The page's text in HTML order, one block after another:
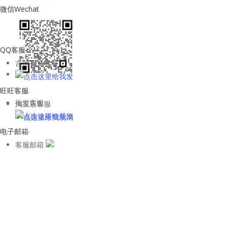
微信Wechat
QQ客服
吉他平方客服
批发客服
旺旺客服
淘宝店客服
电子邮箱
客服邮箱